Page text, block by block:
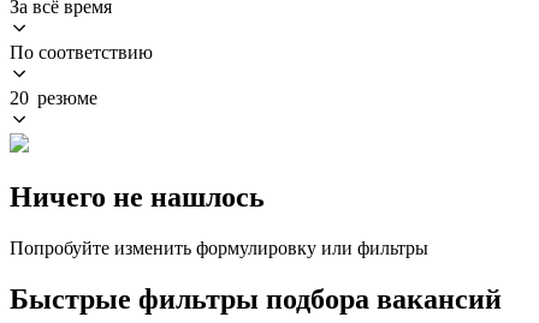
За всё время
По соответствию
20 резюме
Ничего не нашлось
Попробуйте изменить формулировку или фильтры
Быстрые фильтры подбора вакансий